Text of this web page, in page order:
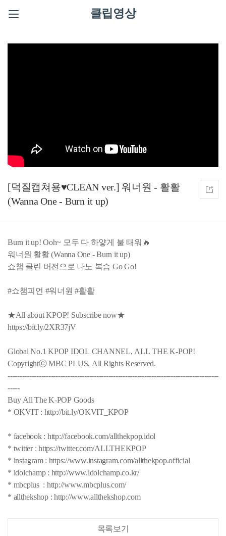
클립영상
[덕질캡쳐용♥CLEAN ver.] 워너원 - 활활
(Wanna One - Burn it up)
Burn it up! Ooh~ 모두 다 하얗게 불 태워🔥
워너원 활활 (Wanna One - Burn it up)
쇼챔 클린 버전으로 나노 복습 Go Go!
#쇼챔피언 #워너원 #활활
★All about KPOP! Subscribe now★
https://bit.ly/2XR37jV
Global No.1 KPOP IDOL CHANNEL, ALL THE K-POP!
Copyrightⓒ MBC PLUS, All Rights Reserved.
----------------------------------------------------------------------------------------
-----
Buy All The K-POP Goods
* OKVIT : http://bit.ly/OKVIT_KPOP
* facebook : http://facebook.com/allthekpop.idol
* twitter : https://twitter.com/ALLTHEKPOP
* instagram : https://www.instagram.com/allthekpop.official
* idolchamp : http://www.idolchamp.co.kr/
* mbcplus : http://www.mbcplus.com/
* allthekshop : http://www.allthekshop.com
목록보기